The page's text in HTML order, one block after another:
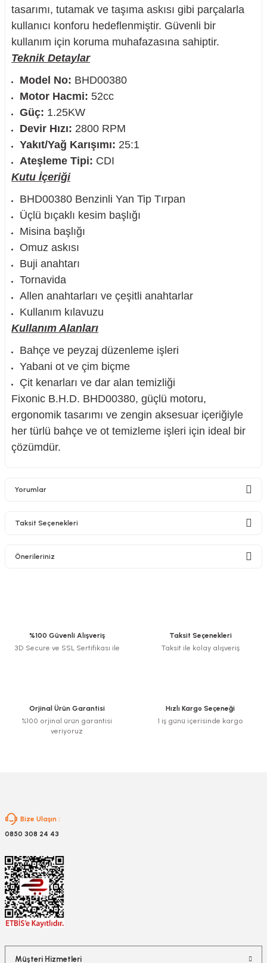
Ucu
ve Lehim Teli
tasarımı, tutamak ve taşıma askısı gibi parçalarla
kullanıcı konforu hedeflenmiştir. Güvenli bir
kullanım için koruma muhafazasına sahiptir.
Teknik Detaylar
Model No: BHD00380
Motor Hacmi: 52cc
Güç: 1.25KW
Devir Hızı: 2800 RPM
Yakıt/Yağ Karışımı: 25:1
Ateşleme Tipi: CDI
Kutu İçeriği
BHD00380 Benzinli Yan Tip Tırpan
Üçlü bıçaklı kesim başlığı
Misina başlığı
Omuz askısı
Buji anahtarı
Tornavida
Allen anahtarları ve çeşitli anahtarlar
Kullanım kılavuzu
Kullanım Alanları
Bahçe ve peyzaj düzenleme işleri
Yabani ot ve çim biçme
Çit kenarları ve dar alan temizliği
Fixonic B.H.D. BHD00380, güçlü motoru,
ergonomik tasarımı ve zengin aksesuar içeriğiyle
her türlü bahçe ve ot temizleme işleri için ideal bir
çözümdür.
Yorumlar
Taksit Seçenekleri
Önerileriniz
Ürün resmi kalitesiz, bozuk veya görüntülenemiyor.
Bu ürüne benzer farklı alternatifler olmalı.
%100 Güvenli Alışveriş
3D Secure ve SSL Sertifikası ile
Taksit Seçenekleri
Taksit ile kolay alışveriş
Orjinal Ürün Garantisi
%100 orjinal ürün garantisi
veriyoruz
Hızlı Kargo Seçeneği
1 iş günü içerisinde kargo
Bize Ulaşın :
0850 308 24 43
Müşteri Hizmetleri